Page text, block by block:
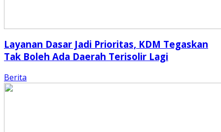
Layanan Dasar Jadi Prioritas, KDM Tegaskan
Tak Boleh Ada Daerah Terisolir Lagi
Berita